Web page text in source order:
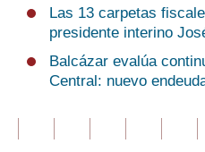
Las 13 carpetas
presidente interino
Balcázar evalúa
Central: nuevo